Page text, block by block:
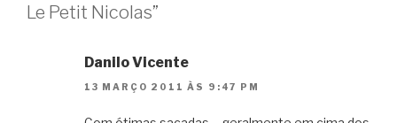
Le Petit Nicolas”
Danilo Vicente
13 MARÇO 2011 ÀS 9:47 PM